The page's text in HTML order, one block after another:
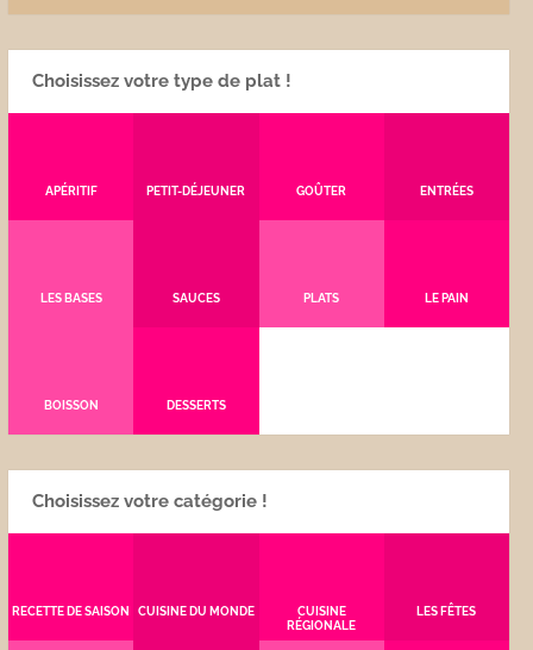
Choisissez votre type de plat !
APÉRITIF PETIT-DÉJEUNER GOÛTER ENTRÉES
LES BASES SAUCES PLATS LE PAIN
BOISSON DESSERTS
Choisissez votre catégorie !
RECETTE DE SAISON CUISINE DU MONDE
CUISINE
RÉGIONALE
LES FÊTES